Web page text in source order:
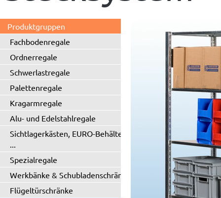
Produktgruppen
Fachbodenregale
Ordnerregale
Schwerlastregale
Palettenregale
Kragarmregale
Alu- und Edelstahlregale
Sichtlagerkästen, EURO-Behälter
...
Spezialregale
Werkbänke & Schubladenschränke
Flügeltürschränke